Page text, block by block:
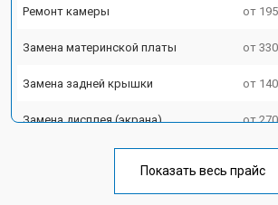
Ремонт камеры от
Замена материнской платы от
Замена задней крышки от
Замена дисплея (экрана) от
Ремонт цепи питания от
Показать весь прайс